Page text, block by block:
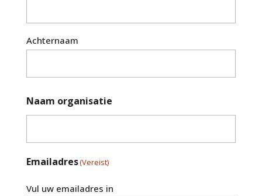
Achternaam
Naam organisatie
Emailadres(Vereist)
Vul uw emailadres in